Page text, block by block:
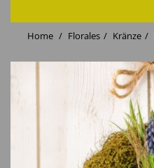
Home
Florales Kränze